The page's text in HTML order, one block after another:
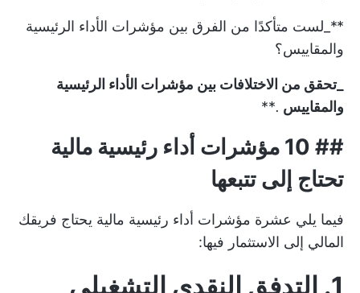
**_لست متأكدًا من الفرق بين مؤشرات الأداء الرئيسية
والمقاييس؟
_تحقق من الاختلافات بين مؤشرات الأداء الرئيسية
والمقاييس .
**
## 10 مؤشرات أداء رئيسية مالية
تحتاج إلى تتبعها
فيما يلي عشرة مؤشرات أداء رئيسية مالية يحتاج فريقك
المالي إلى الاستثمار فيها:
1. التدفق النقدي التشغيلي